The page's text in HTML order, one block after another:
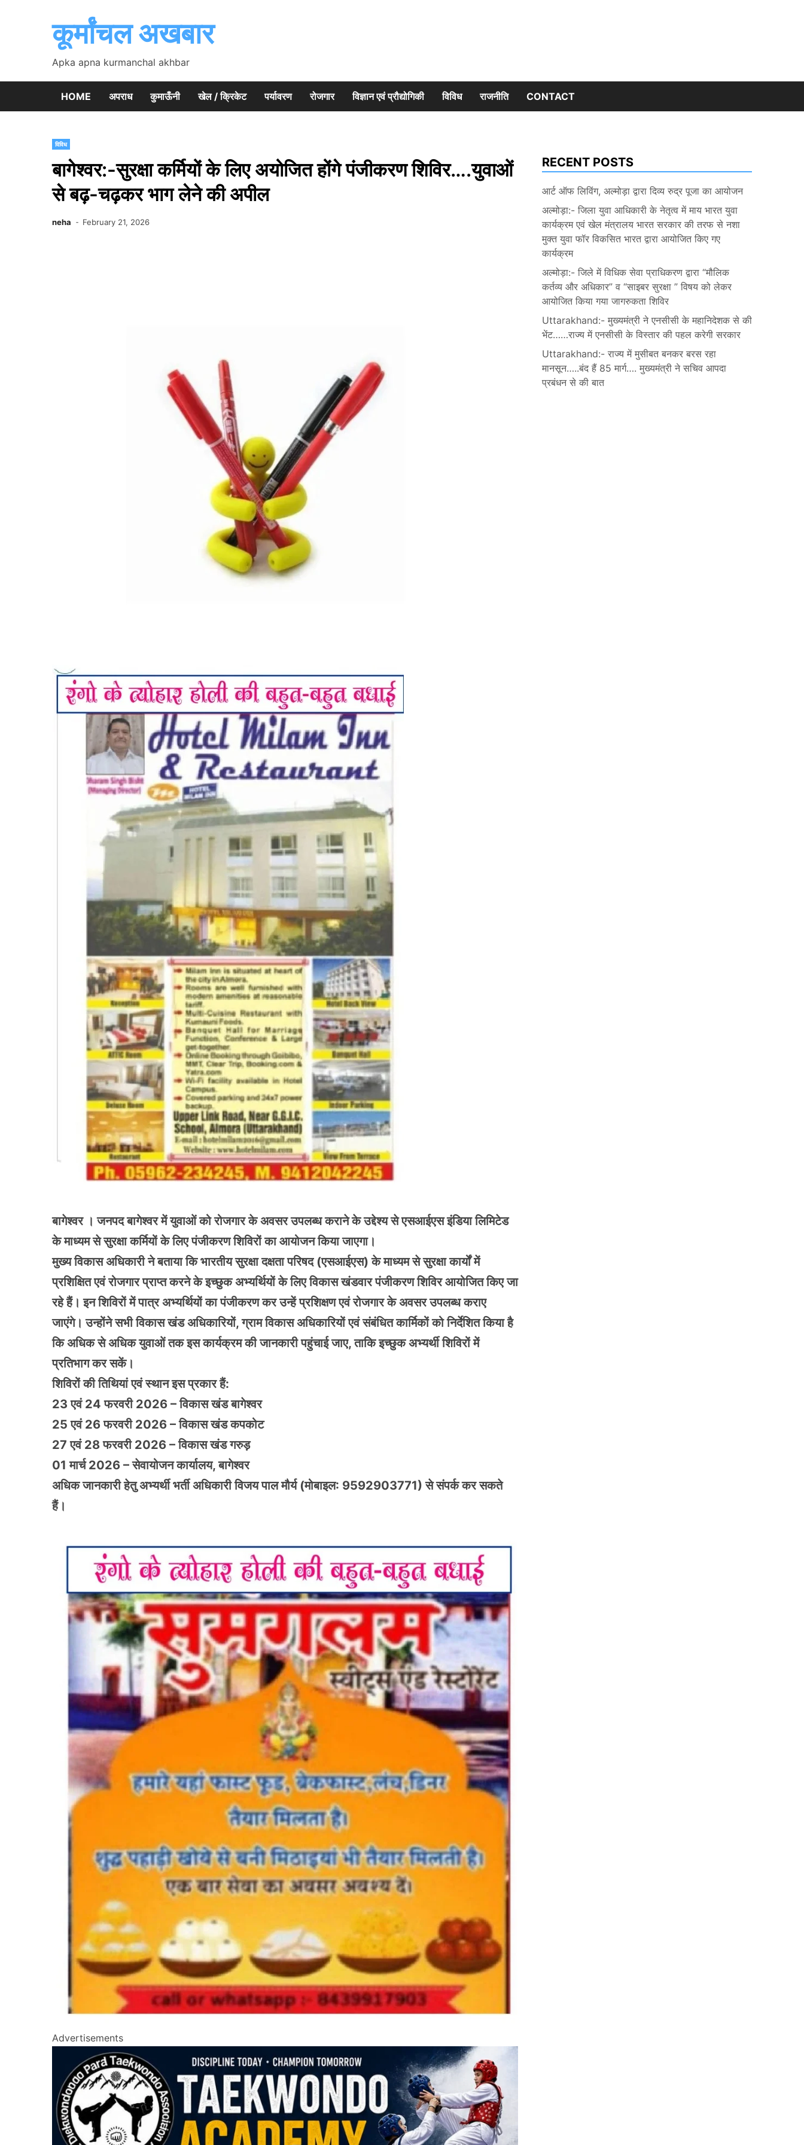
कूर्मांचल अखबार
Apka apna kurmanchal akhbar
HOME अपराध कुमाऊँनी खेल / क्रिकेट पर्यावरण रोजगार विज्ञान एवं प्रौद्योगिकी विविध राजनीति CONTACT
विविध
बागेश्वर:-सुरक्षा कर्मियों के लिए अयोजित होंगे पंजीकरण शिविर….युवाओं
से बढ़-चढ़कर भाग लेने की अपील
neha February 21, 2026
बागेश्वर । जनपद बागेश्वर में युवाओं को रोजगार के अवसर उपलब्ध कराने के उद्देश्य से एसआईएस इंडिया लिमिटेड
के माध्यम से सुरक्षा कर्मियों के लिए पंजीकरण शिविरों का आयोजन किया जाएगा।
मुख्य विकास अधिकारी ने बताया कि भारतीय सुरक्षा दक्षता परिषद (एसआईएस) के माध्यम से सुरक्षा कार्यों में
प्रशिक्षित एवं रोजगार प्राप्त करने के इच्छुक अभ्यर्थियों के लिए विकास खंडवार पंजीकरण शिविर आयोजित किए जा
रहे हैं। इन शिविरों में पात्र अभ्यर्थियों का पंजीकरण कर उन्हें प्रशिक्षण एवं रोजगार के अवसर उपलब्ध कराए
जाएंगे। उन्होंने सभी विकास खंड अधिकारियों, ग्राम विकास अधिकारियों एवं संबंधित कार्मिकों को निर्देशित किया है
कि अधिक से अधिक युवाओं तक इस कार्यक्रम की जानकारी पहुंचाई जाए, ताकि इच्छुक अभ्यर्थी शिविरों में
प्रतिभाग कर सकें।
शिविरों की तिथियां एवं स्थान इस प्रकार हैं:
23 एवं 24 फरवरी 2026 – विकास खंड बागेश्वर
25 एवं 26 फरवरी 2026 – विकास खंड कपकोट
27 एवं 28 फरवरी 2026 – विकास खंड गरुड़
01 मार्च 2026 – सेवायोजन कार्यालय, बागेश्वर
अधिक जानकारी हेतु अभ्यर्थी भर्ती अधिकारी विजय पाल मौर्य (मोबाइल: 9592903771) से संपर्क कर सकते
हैं।
Advertisements
RECENT POSTS
आर्ट ऑफ लिविंग, अल्मोड़ा द्वारा दिव्य रुद्र पूजा का आयोजन
अल्मोड़ा:- जिला युवा आधिकारी के नेतृत्व में माय भारत युवा
कार्यक्रम एवं खेल मंत्रालय भारत सरकार की तरफ से नशा
मुक्त युवा फॉर विकसित भारत द्वारा आयोजित किए गए
कार्यक्रम
अल्मोड़ा:- जिले में विधिक सेवा प्राधिकरण द्वारा “मौलिक
कर्तव्य और अधिकार” व “साइबर सुरक्षा ” विषय को लेकर
आयोजित किया गया जागरुकता शिविर
Uttarakhand:- मुख्यमंत्री ने एनसीसी के महानिदेशक से की
भेंट……राज्य में एनसीसी के विस्तार की पहल करेगी सरकार
Uttarakhand:- राज्य में मुसीबत बनकर बरस रहा
मानसून…..बंद हैं 85 मार्ग…. मुख्यमंत्री ने सचिव आपदा
प्रबंधन से की बात